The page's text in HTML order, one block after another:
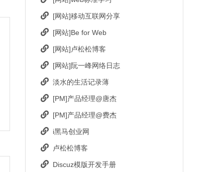
[网站]移动互联网分享
[网站]Be for Web
[网站]卢松松博客
[网站]阮一峰网络日志
淡水的生活记录薄
[PM]产品经理@唐杰
[PM]产品经理@费杰
i黑马创业网
卢松松博客
Discuz模版开发手册